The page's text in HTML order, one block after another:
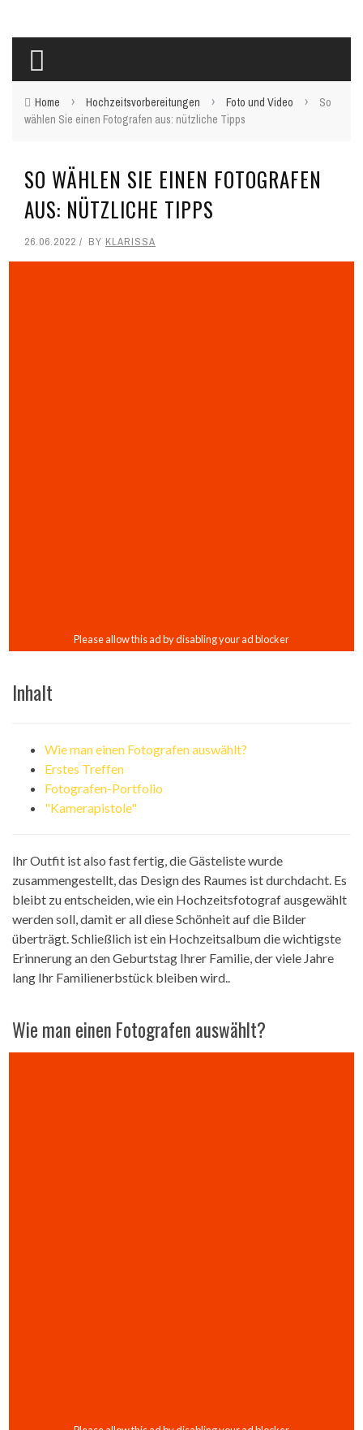
Home › Hochzeitsvorbereitungen › Foto und Video ›
So
wählen Sie einen Fotografen aus: nützliche Tipps
SO WÄHLEN SIE EINEN FOTOGRAFEN
AUS: NÜTZLICHE TIPPS
26.06.2022 BY KLARISSA
Inhalt
Wie man einen Fotografen auswählt?
Erstes Treffen
Fotografen-Portfolio
"Kamerapistole"
Ihr Outfit ist also fast fertig, die Gästeliste wurde
zusammengestellt, das Design des Raumes ist durchdacht. Es
bleibt zu entscheiden, wie ein Hochzeitsfotograf ausgewählt
werden soll, damit er all diese Schönheit auf die Bilder
überträgt. Schließlich ist ein Hochzeitsalbum die wichtigste
Erinnerung an den Geburtstag Ihrer Familie, der viele Jahre
lang Ihr Familienerbstück bleiben wird..
Wie man einen Fotografen auswählt?